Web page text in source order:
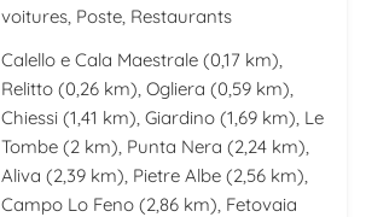
voitures, Poste, Restaurants
Calello e Cala Maestrale (0,17 km),
Relitto (0,26 km), Ogliera (0,59 km),
Chiessi (1,41 km), Giardino (1,69 km), Le
Tombe (2 km), Punta Nera (2,24 km),
Aliva (2,39 km), Pietre Albe (2,56 km),
Campo Lo Feno (2,86 km), Fetovaia